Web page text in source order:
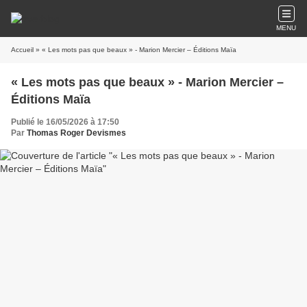
MENU
Accueil » « Les mots pas que beaux » - Marion Mercier – Éditions Maïa
« Les mots pas que beaux » - Marion Mercier –
Éditions Maïa
Publié le 16/05/2026 à 17:50
Par Thomas Roger Devismes